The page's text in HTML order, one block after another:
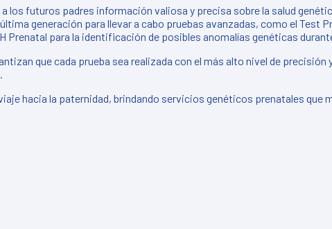
futuros padres información valiosa y precisa sobre la salud
generación para llevar a cabo pruebas avanzadas, como el Test
para la identificación de posibles anomalías genéticas
que cada prueba sea realizada con el más alto nivel de
hacia la paternidad, brindando servicios genéticos prenatales que